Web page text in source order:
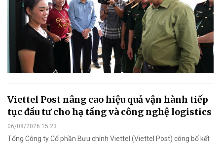
Viettel Post nâng cao hiệu quả vận hành tiếp
tục đầu tư cho hạ tầng và công nghệ logistics
06/08/2026 15:23
Tổng Công ty Cổ phần Bưu chính Viettel (Viettel Post) công bố kết